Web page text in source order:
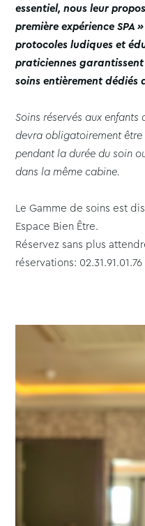
essentiel, nous leur
première expérience SPA
protocoles ludiques et
praticiennes
soins entièrement dédiés
Soins réservés aux enfants
devra obligatoirement
pendant la durée du soin
dans la même cabine.
Le Gamme de soins est
Espace Bien Être.
Réservez sans plus
réservations: